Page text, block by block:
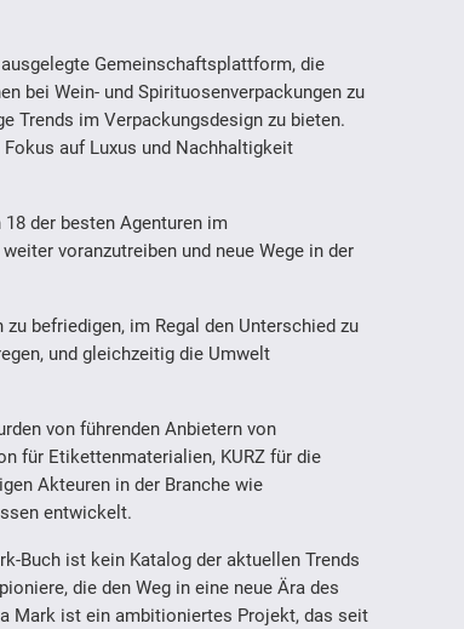
Gemeinschaftsplattform, die
bei Wein- und Spirituosenverpackungen zu
Trends im Verpackungsdesign zu bieten.
auf Luxus und Nachhaltigkeit
der besten Agenturen im
voranzutreiben und neue Wege in der
befriedigen, im Regal den Unterschied zu
und gleichzeitig die Umwelt
von führenden Anbietern von
für Etikettenmaterialien, KURZ für die
Akteuren in der Branche wie
entwickelt.
Buch ist kein Katalog der aktuellen Trends
die den Weg in eine neue Ära des
Mark ist ein ambitioniertes Projekt, das seit